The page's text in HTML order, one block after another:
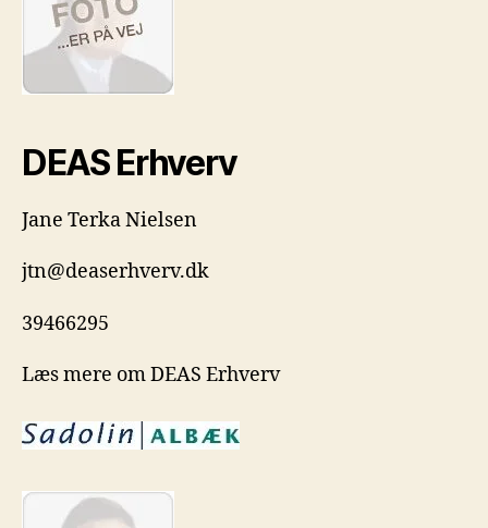
DEAS Erhverv
Jane Terka Nielsen
jtn@deaserhverv.dk
39466295
Læs mere om DEAS Erhverv